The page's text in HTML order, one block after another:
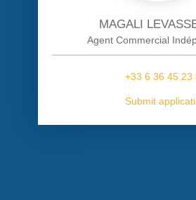
MAGALI
Agent Commercial
+33 6 36 45 23
Submit